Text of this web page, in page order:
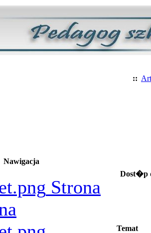
::
Nawigacja
Strona
Dost�p
Temat